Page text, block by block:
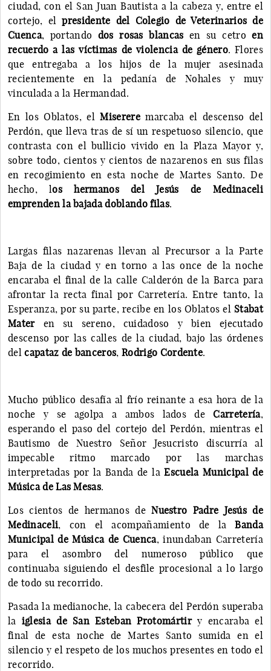
ciudad, con el San Juan Bautista a la cabeza y, entre el
cortejo, elpresidente del Colegio de Veterinarios de
Cuenca, portando dos rosas blancas en su cetroen
recuerdo a las víctimas de violencia de género. Flores
que entregaba a los hijos de la mujer asesinada
recientemente en la pedanía de Nohales y muy
vinculada a la Hermandad.
En los Oblatos, elMisereremarcaba el descenso del
Perdón, que lleva tras de sí un respetuoso silencio, que
contrasta con el bullicio vivido en la Plaza Mayor y,
sobre todo, cientos y cientos de nazarenos en sus filas
en recogimiento en esta noche de Martes Santo. De
hecho, los hermanos del Jesús de Medinaceli
emprenden la bajada doblando filas.
Largas filas nazarenas llevan al Precursor a la Parte
Baja de la ciudad y en torno a las once de la noche
encaraba el final de la calle Calderón de la Barca para
afrontar la recta final por Carretería. Entre tanto, la
Esperanza, por su parte, recibe en los Oblatos el Stabat
Mater en su sereno, cuidadoso y bien ejecutado
descenso por las calles de la ciudad, bajo las órdenes
delcapataz de banceros,Rodrigo Cordente.
Mucho público desafía al frío reinante a esa hora de la
noche y se agolpa a ambos lados deCarretería,
esperando el paso del cortejo del Perdón, mientras el
Bautismo de Nuestro Señor Jesucristo discurría al
impecable ritmo marcado por las marchas
interpretadas por la Banda de laEscuela Municipal de
Música de Las Mesas.
Los cientos de hermanos deNuestro Padre Jesús de
Medinaceli, con el acompañamiento de laBanda
Municipal de Música de Cuenca, inundaban Carretería
para el asombro del numeroso público que
continuaba siguiendo el desfile procesional a lo largo
de todo su recorrido.
Pasada la medianoche, la cabecera del Perdón superaba
la iglesia de San Esteban Protomártiry encaraba el
final de esta noche de Martes Santo sumida en el
silencio y el respeto de los muchos presentes en todo el
recorrido.